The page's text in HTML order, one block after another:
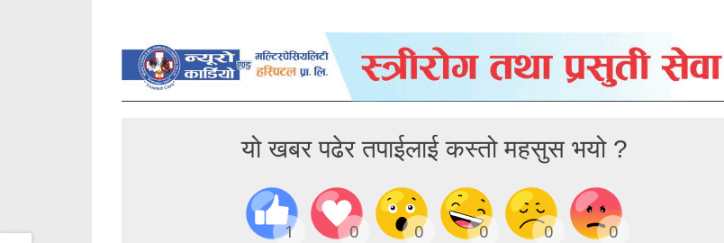
यो खबर पढेर तपाईलाई कस्तो महसुस भयो ?
1 0 0 0 0 0